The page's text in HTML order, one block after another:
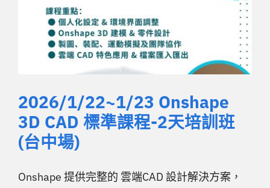
2026/1/22~1/23 Onshape
3D CAD 標準課程-2天培訓班
(台中場)
Onshape 提供完整的 雲端CAD 設計解決方案，